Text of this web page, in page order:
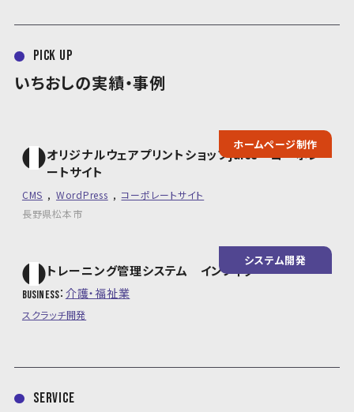
pick up
いちおしの実績・事例
ホームページ制作
オリジナルウェアプリントショップjuice コーポレ
ートサイト
CMS WordPress
コーポレートサイト
長野県松本市
システム開発
トレーニング管理システム インフィグ
business 介護・福祉業
スクラッチ開発
service